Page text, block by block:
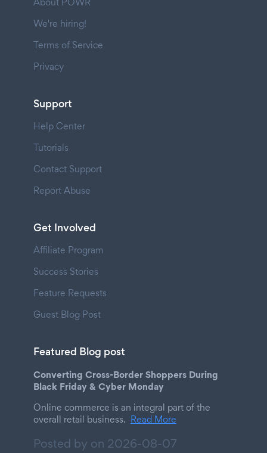
We're hiring!
Terms of Service
Privacy
Support
Help Center
Tutorials
Contact Support
Report Abuse
Get Involved
Affiliate Program
Success Stories
Feature Requests
Guest Blog Post
Featured Blog post
Converting Cross-Border Shoppers During
Black Friday & Cyber Monday
Online commerce is an integral part of the
overall retail business. Read More
Posted by on 2026-08-07